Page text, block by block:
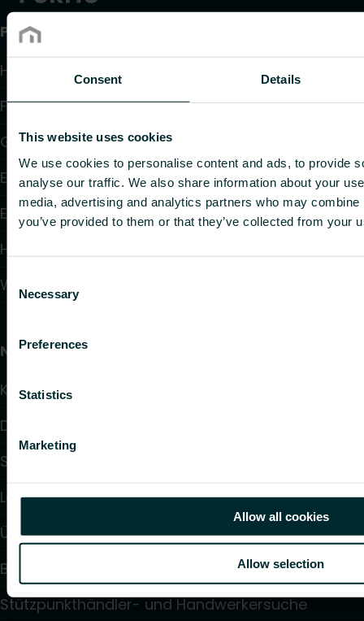
Consent Details
This website uses cookies
We use cookies to personalise content and ads, to provide
analyse our traffic. We also share information about your
media, advertising and analytics partners who may
you’ve provided to them or that they’ve collected from your
Consent
Selection
Necessary
Preferences
Statistics
Marketing
Allow all cookies
Allow selection
Produkte
Heizkörper
Fußbodenheizung und -kühlung
Gebläsekonvektoren
Elektroheizung
Elektronische Regelungen
Hydraulische Regelungen
Wandheizung und -kühlung
Nützliche Links
Kalulator
Downloads
Service & Support
Lösungen
Über uns
Blog-Artikel
Stützpunkthändler- und Handwerkersuche